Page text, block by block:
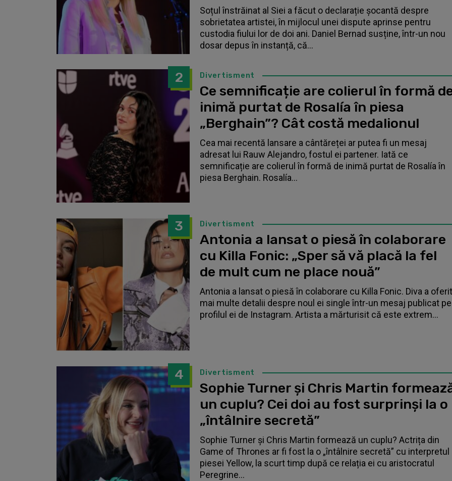
Soțul înstrăinat al Siei a făcut o declarație șocantă despre
sobrietatea artistei, în mijlocul unei dispute aprinse pentru
custodia fiului lor de doi ani. Daniel Bernad susține, într-un nou
dosar depus în instanță, că...
2 Divertisment
Ce semnificație are colierul în formă
inimă purtat de Rosalía în piesa
„Berghain”? Cât costă medalionul
Cea mai recentă lansare a cântăreței ar putea fi un mesaj
adresat lui Rauw Alejandro, fostul ei partener. Iată ce
semnificație are colierul în formă de inimă purtat de Rosalía în
piesa Berghain. Rosalía...
3 Divertisment
Antonia a lansat o piesă în colaborare
cu Killa Fonic: „Sper să vă placă la fel
de mult cum ne place nouă”
Antonia a lansat o piesă în colaborare cu Killa Fonic. Diva a oferit
mai multe detalii despre noul ei single într-un mesaj publicat pe
profilul ei de Instagram. Artista a mărturisit că este extrem...
4 Divertisment
Sophie Turner și Chris Martin
un cuplu? Cei doi au fost surprinși la o
„întâlnire secretă”
Sophie Turner și Chris Martin formează un cuplu? Actrița din
Game of Thrones ar fi fost la o „întâlnire secretă” cu interpretul
piesei Yellow, la scurt timp după ce relația ei cu aristocratul
Peregrine...